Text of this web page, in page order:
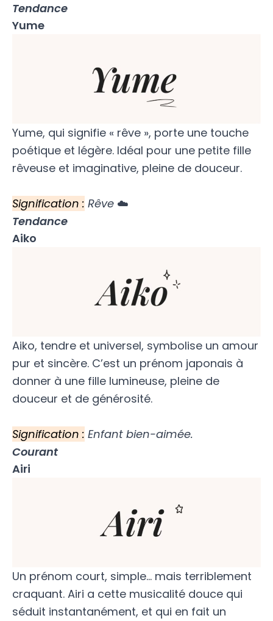
Tendance
Yume
Yume, qui signifie « rêve », porte une touche
poétique et légère. Idéal pour une petite fille
rêveuse et imaginative, pleine de douceur.
Signification : Rêve ☁️
Tendance
Aiko
Aiko, tendre et universel, symbolise un amour
pur et sincère. C’est un prénom japonais à
donner à une fille lumineuse, pleine de
douceur et de générosité.
Signification : Enfant bien-aimée.
Courant
Airi
Un prénom court, simple… mais terriblement
craquant. Airi a cette musicalité douce qui
séduit instantanément, et qui en fait un